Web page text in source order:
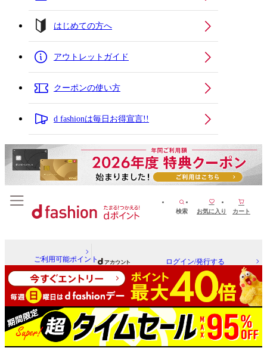
はじめての方へ
アウトレットガイド
クーポンの使い方
d fashionは毎日お得宣言!!
検索 お気に入り カート
ご利用可能ポイント ログイン/発行する